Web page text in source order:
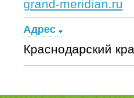
grand-meridian.ru
Адрес
Краснодарский